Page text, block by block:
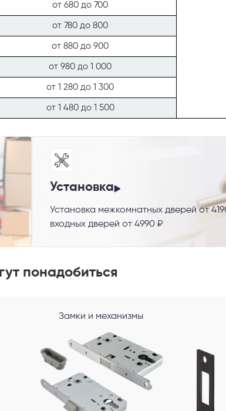
от 680 до 700
от 780 до 800
от 880 до 900
от 980 до 1 000
от 1 280 до 1 300
от 1 480 до 1 500
Установка
Установка межкомнатных дверей от
входных дверей от 4990 ₽
понадобиться
Замки и механизмы
Telegram MAX